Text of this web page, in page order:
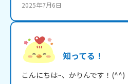
2025年7月6日
知ってる！
こんにちは~、かりんです！(^^)